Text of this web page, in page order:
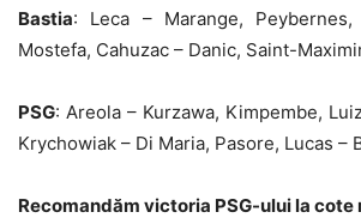
Bastia: Leca – Marange,
Mostefa, Cahuzac – Danic, Saint-
PSG: Areola – Kurzawa, Kimpembe,
Krychowiak – Di Maria, Pasore, Lucas –
Recomandăm victoria PSG-ului la cote